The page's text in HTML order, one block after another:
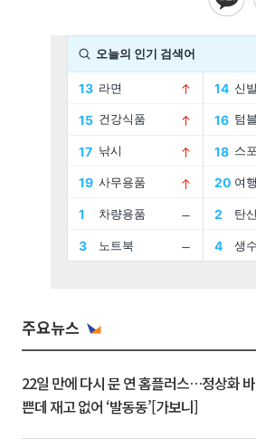
주요뉴스
22일 만에 다시 문 연 홈플러스…정상화 바
쁜데 재고 없어 ‘발동동’[가보니]